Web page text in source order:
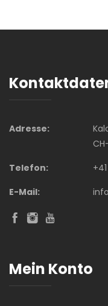
Adresse:
Telefon:
E-Mail:
Mein Konto